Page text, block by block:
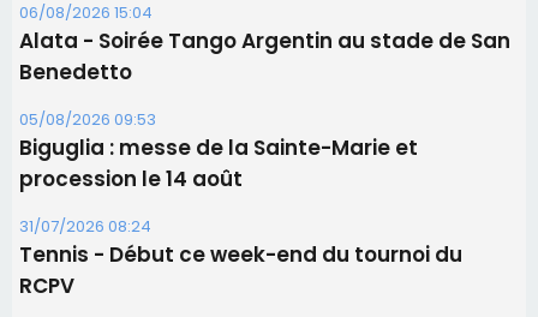
06/08/2026 15:04
Alata - Soirée Tango Argentin au stade de San
Benedetto
05/08/2026 09:53
Biguglia : messe de la Sainte-Marie et
procession le 14 août
31/07/2026 08:24
Tennis - Début ce week-end du tournoi du
RCPV